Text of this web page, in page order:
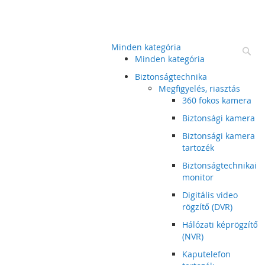
Minden kategória
Minden kategória
Biztonságtechnika
Megfigyelés, riasztás
360 fokos kamera
Biztonsági kamera
Biztonsági kamera
tartozék
Biztonságtechnikai
monitor
Digitális video
rögzítő (DVR)
Hálózati képrögzítő
(NVR)
Kaputelefon